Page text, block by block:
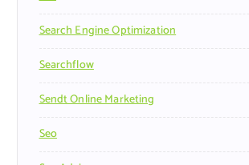
Search Engine Optimization
Searchflow
Sendt Online Marketing
Seo